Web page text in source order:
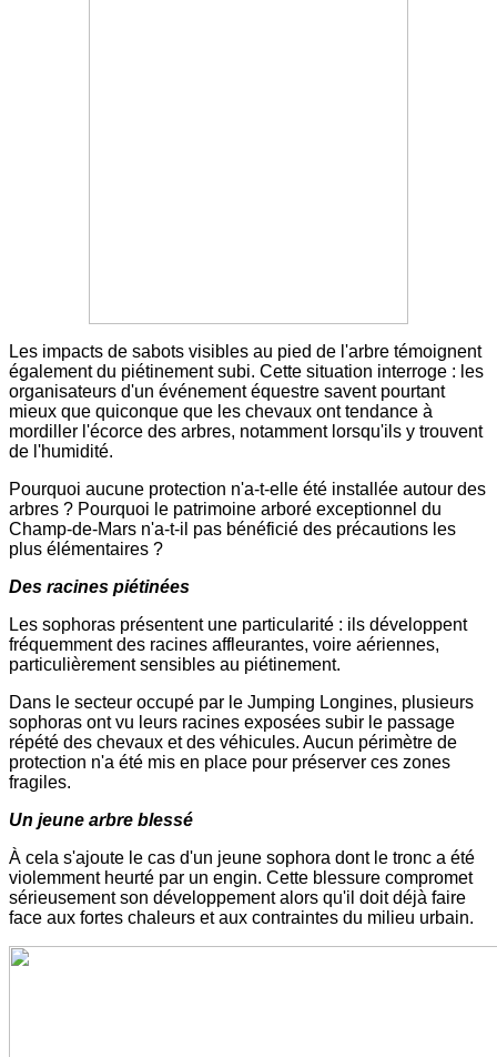
Les impacts de sabots visibles au pied de l'arbre témoignent
également du piétinement subi. Cette situation interroge : les
organisateurs d'un événement équestre savent pourtant
mieux que quiconque que les chevaux ont tendance à
mordiller l'écorce des arbres, notamment lorsqu'ils y trouvent
de l'humidité.
Pourquoi aucune protection n'a-t-elle été installée autour des
arbres ? Pourquoi le patrimoine arboré exceptionnel du
Champ-de-Mars n'a-t-il pas bénéficié des précautions les
plus élémentaires ?
Des racines piétinées
Les sophoras présentent une particularité : ils développent
fréquemment des racines affleurantes, voire aériennes,
particulièrement sensibles au piétinement.
Dans le secteur occupé par le Jumping Longines, plusieurs
sophoras ont vu leurs racines exposées subir le passage
répété des chevaux et des véhicules. Aucun périmètre de
protection n'a été mis en place pour préserver ces zones
fragiles.
Un jeune arbre blessé
À cela s'ajoute le cas d'un jeune sophora dont le tronc a été
violemment heurté par un engin. Cette blessure compromet
sérieusement son développement alors qu'il doit déjà faire
face aux fortes chaleurs et aux contraintes du milieu urbain.